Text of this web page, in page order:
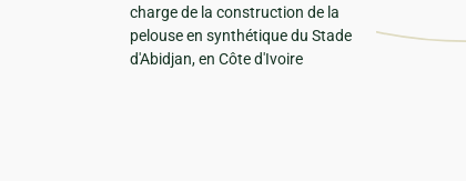
charge de la construction de la
pelouse en synthétique du Stade
d'Abidjan, en Côte d'Ivoire